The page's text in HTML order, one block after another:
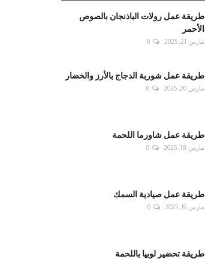
طريقة عمل رولات الباذنجان بالصوص
الأحمر
مارس 21, 2025 0
طريقة عمل شوربة الدجاج بالأرز والخضار
مارس 20, 2025 0
طريقة عمل شاورما اللحمة
مارس 18, 2025 0
طريقة عمل صيادية السمك
مارس 19, 2025 0
طريقة تحضير لوبيا باللحمة